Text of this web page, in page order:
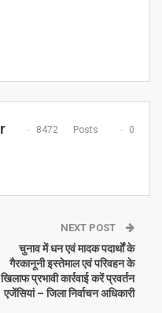
8472 Posts 0
NEXT POST
चुनाव में धन एवं मादक पदार्थों के
गैरकानूनी इस्तेमाल एवं परिवहन के
खिलाफ प्रभावी कार्रवाई करें प्रवर्तन
एजेंसियां – जिला निर्वाचन अधिकारी